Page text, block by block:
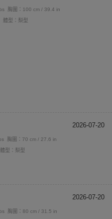
胸圍：100 cm / 39.4 in
體型：梨型
2026-07-20
胸圍：70 cm / 27.6 in
體型：梨型
2026-07-20
胸圍：80 cm / 31.5 in